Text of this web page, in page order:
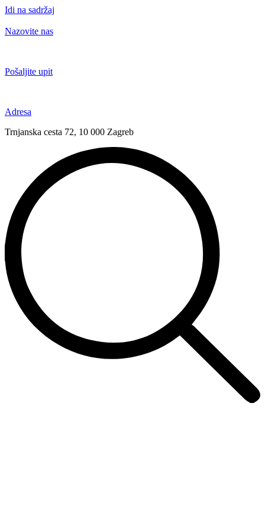
Idi na sadržaj
Nazovite nas
Pošaljite upit
Adresa
Trnjanska cesta 72, 10 000 Zagreb